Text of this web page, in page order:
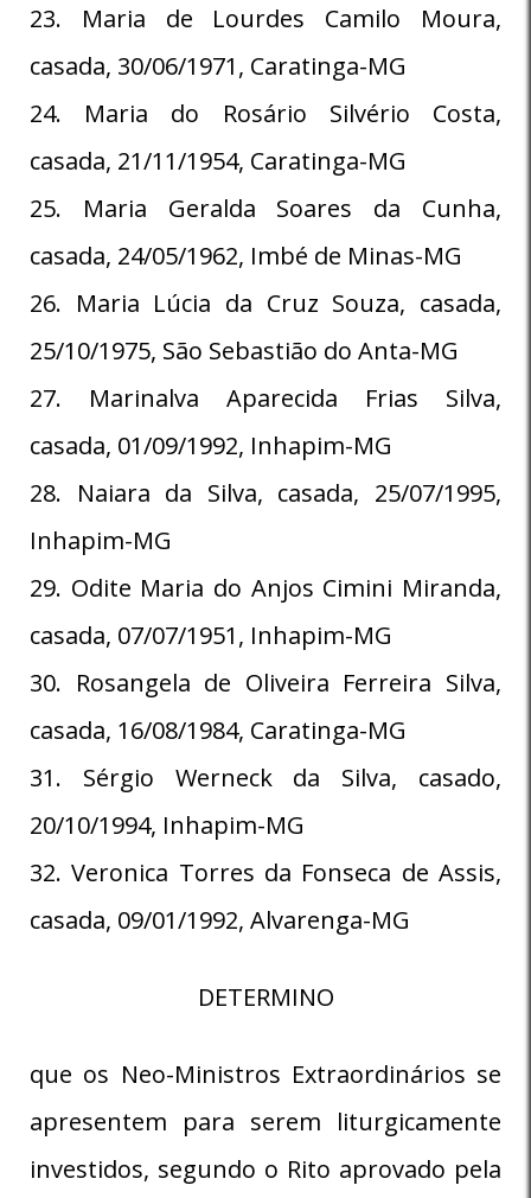
23. Maria de Lourdes Camilo Moura,
casada, 30/06/1971, Caratinga-MG
24. Maria do Rosário Silvério Costa,
casada, 21/11/1954, Caratinga-MG
25. Maria Geralda Soares da Cunha,
casada, 24/05/1962, Imbé de Minas-MG
26. Maria Lúcia da Cruz Souza, casada,
25/10/1975, São Sebastião do Anta-MG
27. Marinalva Aparecida Frias Silva,
casada, 01/09/1992, Inhapim-MG
28. Naiara da Silva, casada, 25/07/1995,
Inhapim-MG
29. Odite Maria do Anjos Cimini Miranda,
casada, 07/07/1951, Inhapim-MG
30. Rosangela de Oliveira Ferreira Silva,
casada, 16/08/1984, Caratinga-MG
31. Sérgio Werneck da Silva, casado,
20/10/1994, Inhapim-MG
32. Veronica Torres da Fonseca de Assis,
casada, 09/01/1992, Alvarenga-MG
DETERMINO
que os Neo-Ministros Extraordinários se
apresentem para serem liturgicamente
investidos, segundo o Rito aprovado pela